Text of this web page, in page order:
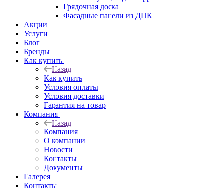
Грядочная доска
Фасадные панели из ДПК
Акции
Услуги
Блог
Бренды
Как купить
Назад
Как купить
Условия оплаты
Условия доставки
Гарантия на товар
Компания
Назад
Компания
О компании
Новости
Контакты
Документы
Галерея
Контакты